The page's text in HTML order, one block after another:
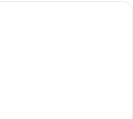
Ein Hotelzimmer mit einem